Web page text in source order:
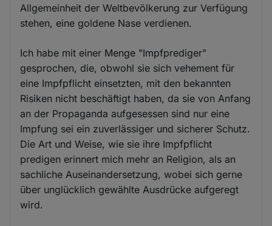
Allgemeinheit der Weltbevölkerung zur Verfügung
stehen, eine goldene Nase verdienen.
Ich habe mit einer Menge "Impfprediger"
gesprochen, die, obwohl sie sich vehement für
eine Impfpflicht einsetzten, mit den bekannten
Risiken nicht beschäftigt haben, da sie von Anfang
an der Propaganda aufgesessen sind nur eine
Impfung sei ein zuverlässiger und sicherer Schutz.
Die Art und Weise, wie sie ihre Impfpflicht
predigen erinnert mich mehr an Religion, als an
sachliche Auseinandersetzung, wobei sich gerne
über unglücklich gewählte Ausdrücke aufgeregt
wird.